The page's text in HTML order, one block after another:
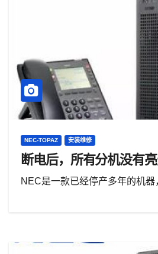
NEC-TOPAZ 安装维修
断电后，所有分机没有
NEC是一款已经停产多年的机